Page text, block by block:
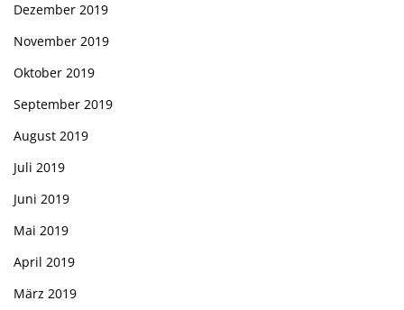
Dezember 2019
November 2019
Oktober 2019
September 2019
August 2019
Juli 2019
Juni 2019
Mai 2019
April 2019
März 2019